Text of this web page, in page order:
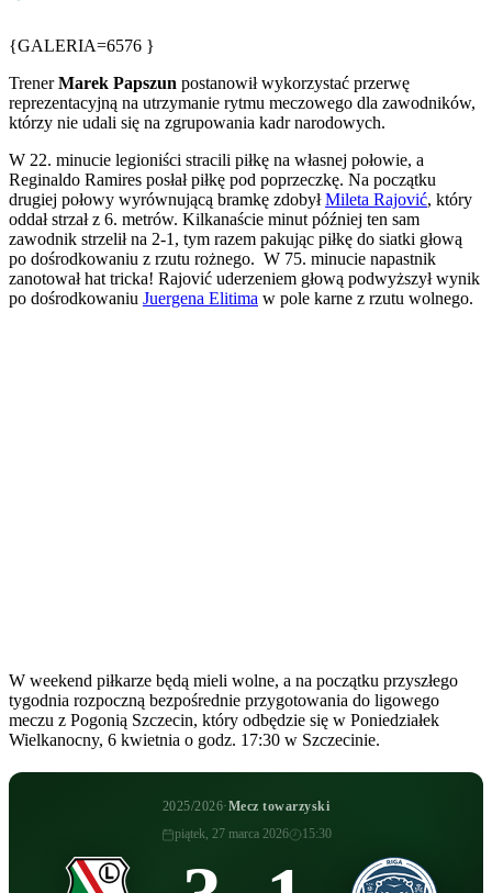
{GALERIA=6576 }
TrenerMarek Papszun postanowił wykorzystać przerwę
reprezentacyjną na utrzymanie rytmu meczowego dla zawodników,
którzy nie udali się na zgrupowania kadr narodowych.
W 22. minucie legioniści stracili piłkę na własnej połowie, a
Reginaldo Ramires posłał piłkę pod poprzeczkę. Na początku
drugiej połowy wyrównującą bramkę zdobyłMileta Rajović, który
oddał strzał z 6. metrów. Kilkanaście minut później ten sam
zawodnik strzelił na 2-1, tym razem pakując piłkę do siatki głową
po dośrodkowaniu z rzutu rożnego. W 75. minucie napastnik
zanotował hat tricka! Rajović uderzeniem głową podwyższył wynik
po dośrodkowaniu Juergena Elitima w pole karne z rzutu wolnego.
W weekend piłkarze będą mieli wolne, a na początku przyszłego
tygodnia rozpoczną bezpośrednie przygotowania do ligowego
meczu z Pogonią Szczecin, który odbędzie się w Poniedziałek
Wielkanocny, 6 kwietnia o godz. 17:30 w Szczecinie.
2025/2026·Mecz towarzyski
piątek, 27 marca 2026
15:30